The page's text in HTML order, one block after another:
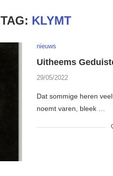
TAG: KLYMT
nieuws
Uitheems
29/05/2022
Dat sommige heren
noemt varen, bleek …